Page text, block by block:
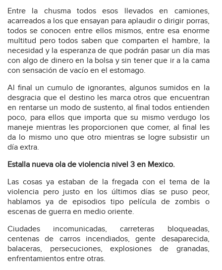
Entre la chusma todos esos llevados en camiones,
acarreados a los que ensayan para aplaudir o dirigir porras,
todos se conocen entre ellos mismos, entre esa enorme
multitud pero todos saben que comparten el hambre, la
necesidad y la esperanza de que podrán pasar un día mas
con algo de dinero en la bolsa y sin tener que ir a la cama
con sensación de vacío en el estomago.
Al final un cumulo de ignorantes, algunos sumidos en la
desgracia que el destino les marca otros que encuentran
en rentarse un modo de sustento, al final todos entienden
poco, para ellos que importa que su mismo verdugo los
maneje mientras les proporcionen que comer, al final les
da lo mismo uno que otro mientras se logre subsistir un
día extra.
Estalla nueva ola de violencia nivel 3 en Mexico.
Las cosas ya estaban de la fregada con el tema de la
violencia pero justo en los últimos días se puso peor,
hablamos ya de episodios tipo película de zombis o
escenas de guerra en medio oriente.
Ciudades incomunicadas, carreteras bloqueadas,
centenas de carros incendiados, gente desaparecida,
balaceras, persecuciones, explosiones de granadas,
enfrentamientos entre otras.